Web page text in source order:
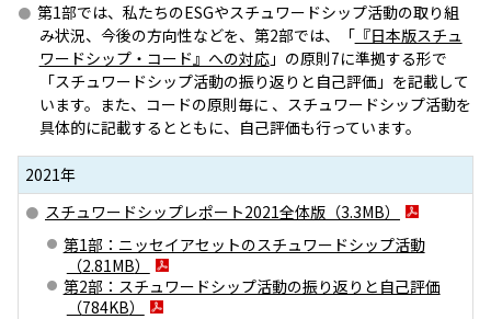
第1部では、私たちのESGやスチュワードシップ活動の取り組
み状況、今後の方向性などを、第2部では、「『日本版スチュ
ワードシップ・コード』への対応」の原則7に準拠する形で
「スチュワードシップ活動の振り返りと自己評価」を記載して
います。また、コードの原則毎に 、スチュワードシップ活動を
具体的に記載するとともに、自己評価も行っています。
2021年
スチュワードシップレポート2021全体版（3.3MB）
第1部：ニッセイアセットのスチュワードシップ活動
（2.81MB）
第2部：スチュワードシップ活動の振り返りと自己評価
（784KB）